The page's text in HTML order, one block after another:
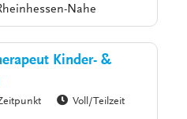
Nahe
Kinder- &
Voll/Teilzeit